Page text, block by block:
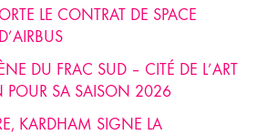
LE CONTRAT DE SPACE
DU FRAC SUD – CITÉ DE L’ART
POUR SA SAISON 2026
KARDHAM SIGNE LA